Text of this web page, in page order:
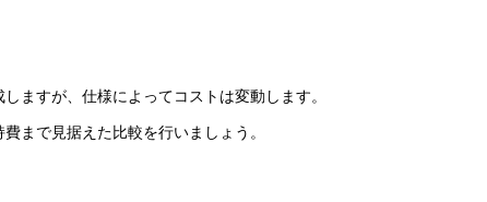
ますが、仕様によってコストは変動します。
まで見据えた比較を行いましょう。